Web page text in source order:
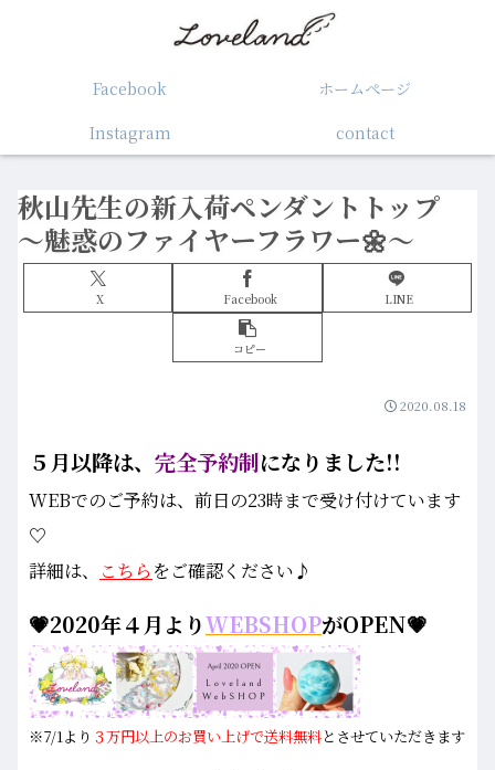
Facebook
ホームぺージ
Instagram
contact
秋山先生の新入荷ペンダントトップ
～魅惑のファイヤーフラワー🌼～
X Facebook LINE
コピー
2020.08.18
５月以降は、 完全予約制になりました!!
WEBでのご予約は、前日の23時まで受け付けています
♡
詳細は、
こちら をご確認ください♪
💗2020年４月よりWEBSHOPがOPEN💗
※7/1より ３万円以上のお買い上げで送料無料とさせていただきます